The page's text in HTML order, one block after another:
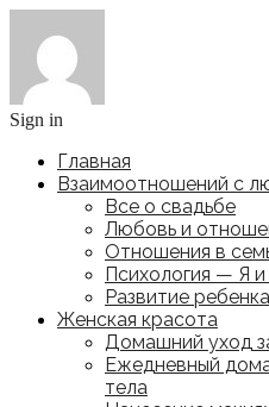
Sign in
Главная
Взаимоотношений с
Все о свадьбе
Любовь и
Отношения в
Психология — Я
Развитие ребенка
Женская красота
Домашний уход
Ежедневный
тела